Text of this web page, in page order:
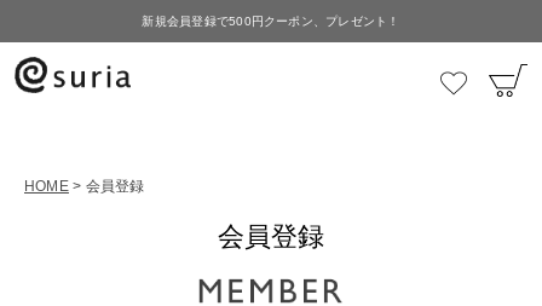
新規会員登録で500円クーポン、プレゼント！
HOME 会員登録
会員登録